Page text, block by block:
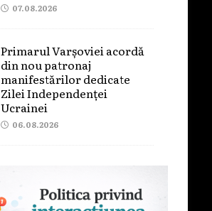
07.08.2026
Primarul Varșoviei acordă
din nou patronaj
manifestărilor dedicate
Zilei Independenței
Ucrainei
06.08.2026